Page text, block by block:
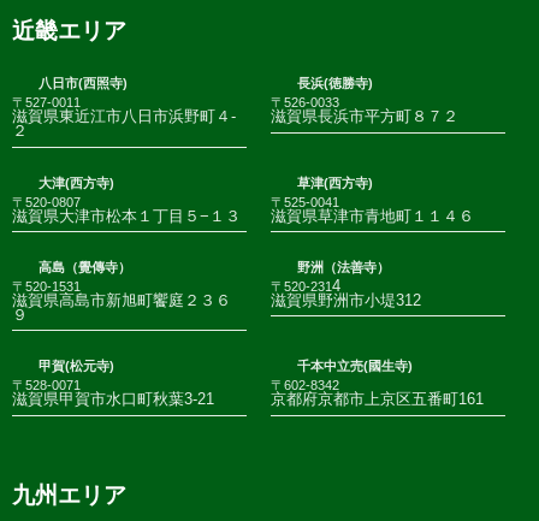
近畿エリア
八日市(西照寺)
〒527-0011
滋賀県東近江市八日市浜野町４-
２
長浜(徳勝寺)
〒526-0033
滋賀県長浜市平方町８７２
大津(西方寺)
〒520-0807
滋賀県大津市松本１丁目５−１３
草津(西方寺)
〒525-0041
滋賀県草津市青地町１１４６
高島（覺傳寺）
〒520-1531
滋賀県高島市新旭町饗庭２３６
９
野洲（法善寺）
〒520-2314
滋賀県野洲市小堤312
甲賀(松元寺)
〒528-0071
滋賀県甲賀市水口町秋葉3-21
千本中立売(國生寺)
〒602-8342
京都府京都市上京区五番町161
九州エリア